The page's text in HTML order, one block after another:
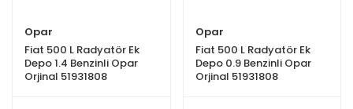
Opar
Fiat 500 L Radyatör Ek
Depo 1.4 Benzinli Opar
Orjinal 51931808
Opar
Fiat 500 L Radyatör Ek
Depo 0.9 Benzinli Opar
Orjinal 51931808